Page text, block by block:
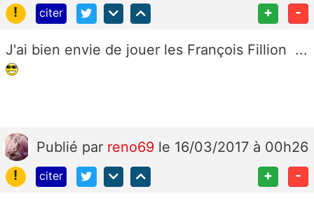
! citer + -
J'ai bien envie de jouer les François Fillion ...
Publié par reno69 le 16/03/2017 à 00h26
!
citer + -